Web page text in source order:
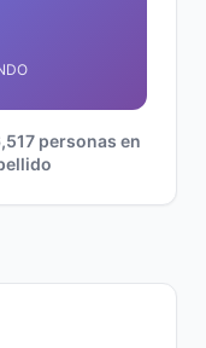
personas en